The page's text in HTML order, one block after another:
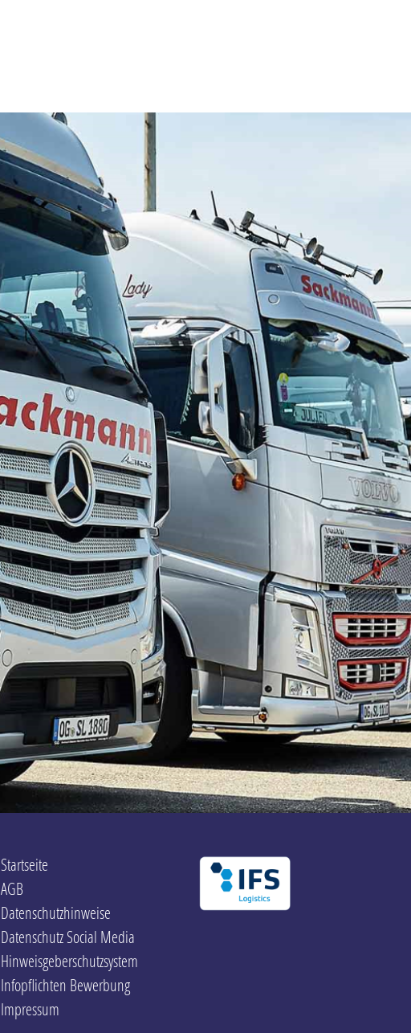
Startseite
AGB
Datenschutzhinweise
Datenschutz Social Media
Hinweisgeberschutzsystem
Infopflichten Bewerbung
Impressum